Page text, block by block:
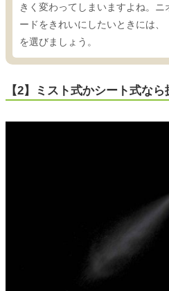
きく変わってしまいますよね。
ードをきれいにしたいときには
を選びましょう。
【2】ミスト式かシート式な